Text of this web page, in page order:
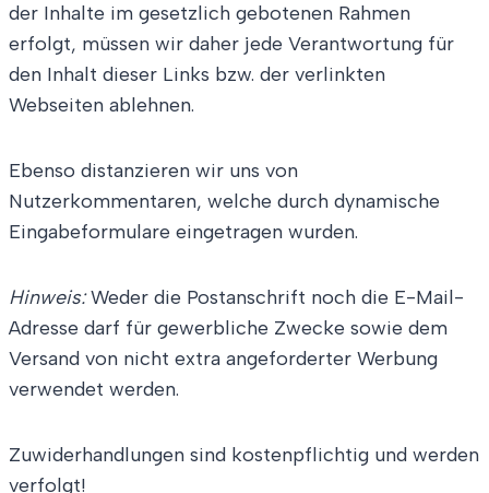
der Inhalte im gesetzlich gebotenen Rahmen
erfolgt, müssen wir daher jede Verantwortung für
den Inhalt dieser Links bzw. der verlinkten
Webseiten ablehnen.
Ebenso distanzieren wir uns von
Nutzerkommentaren, welche durch dynamische
Eingabeformulare eingetragen wurden.
Hinweis:Weder die Postanschrift noch die E-Mail-
Adresse darf für gewerbliche Zwecke sowie dem
Versand von nicht extra angeforderter Werbung
verwendet werden.
Zuwiderhandlungen sind kostenpflichtig und werden
verfolgt!